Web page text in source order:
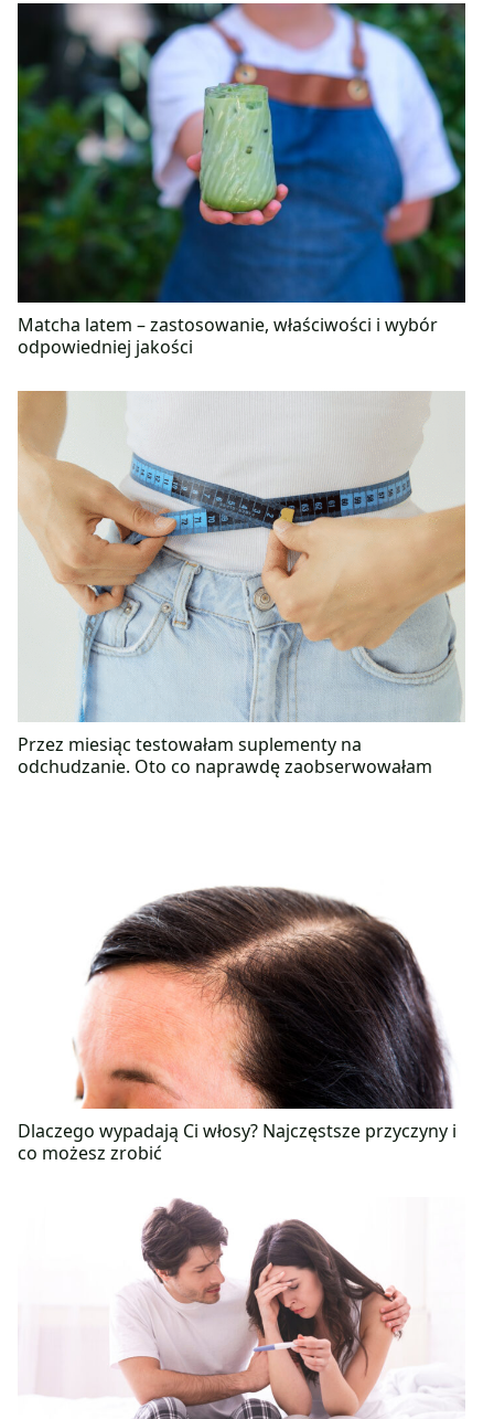
Matcha latem – zastosowanie, właściwości i wybór
odpowiedniej jakości
Przez miesiąc testowałam suplementy na
odchudzanie. Oto co naprawdę zaobserwowałam
Dlaczego wypadają Ci włosy? Najczęstsze przyczyny i
co możesz zrobić